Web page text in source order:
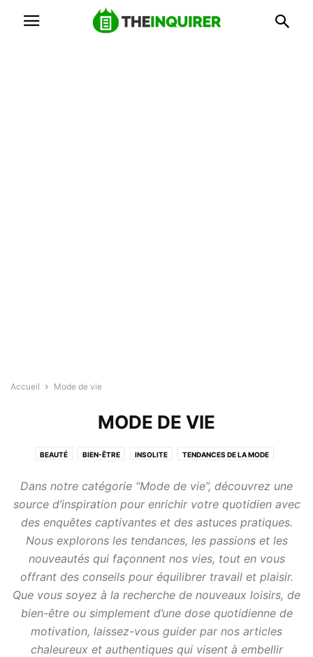
Accueil Mode de vie
MODE DE VIE
BEAUTÉ BIEN-ÊTRE INSOLITE TENDANCES DE LA MODE
Dans notre catégorie “Mode de vie”, découvrez une
source d’inspiration pour enrichir votre quotidien avec
des enquêtes captivantes et des astuces pratiques.
Nous explorons les tendances, les passions et les
nouveautés qui façonnent nos vies, tout en vous
offrant des conseils pour équilibrer travail et plaisir.
Que vous soyez à la recherche de nouveaux loisirs, de
bien-être ou simplement d’une dose quotidienne de
motivation, laissez-vous guider par nos articles
chaleureux et authentiques qui visent à embellir